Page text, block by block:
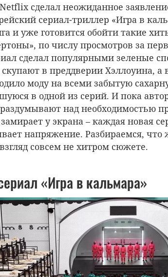
сделал неожиданное
сериал-триллер «Игра в
и уже готовится обойти такие
по числу просмотров за
сделал популярными зеленые
скупают в преддверии Хэллоуина,
моду на всеми забытую
в одной из серий. И пока
над необходимостью
у экрана – каждая новая
напряжение. Разбираемся, что
совсем не хитром сюжете.
«Игра в кальмара»